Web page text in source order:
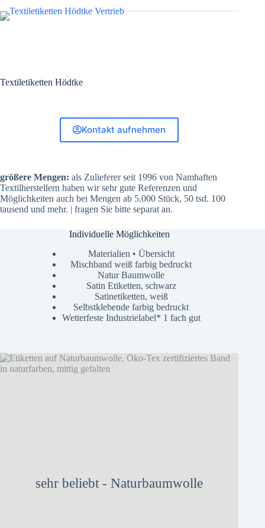
Textiletiketten Hödtke
Kontakt aufnehmen
größere Mengen: als Zulieferer seit 1996 von Namhaften
Textilherstellern haben wir sehr gute Referenzen und
Möglichkeiten auch bei Mengen ab 5.000 Stück, 50 tsd. 100
tausend und mehr. | fragen Sie bitte separat an.
Individuelle Möglichkeiten
Materialien • Übersicht
Mischband weiß farbig bedruckt
Natur Baumwolle
Satin Etiketten, schwarz
Satinetiketten, weiß
Selbstklebende farbig bedruckt
Wetterfeste Industrielabel* 1 fach gut
sehr beliebt - Naturbaumwolle